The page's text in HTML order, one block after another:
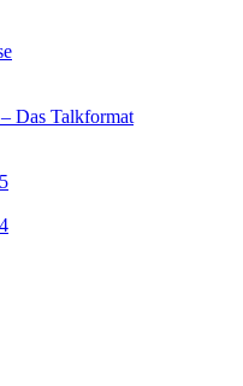
Das Talkformat